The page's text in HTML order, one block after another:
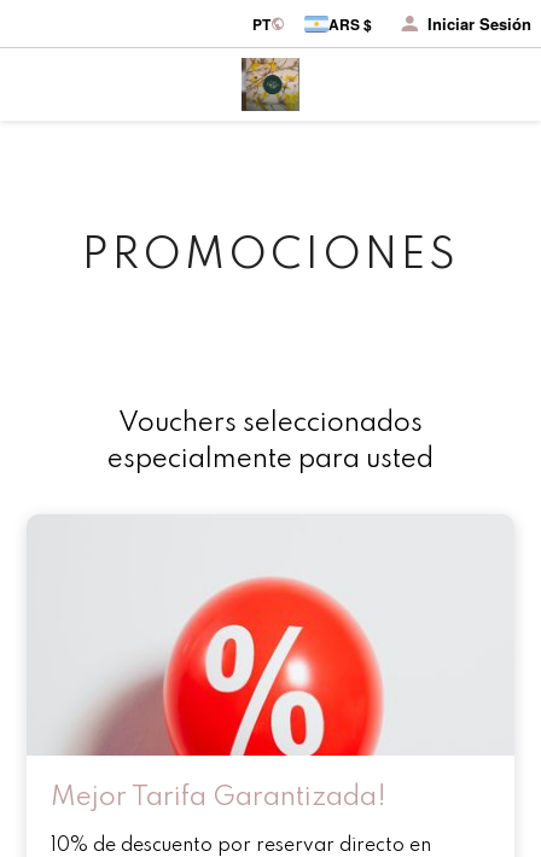
PT ARS $ Iniciar Sesión
PROMOCIONES
Vouchers seleccionados
especialmente para usted
Mejor Tarifa Garantizada!
10% de descuento por reservar directo en